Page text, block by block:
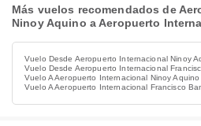
Más vuelos recomendados de
Ninoy Aquino a Aeropuerto
Vuelo Desde Aeropuerto Internacional Ninoy
Vuelo Desde Aeropuerto Internacional
Vuelo A Aeropuerto Internacional Ninoy Aquino
Vuelo A Aeropuerto Internacional Francisco